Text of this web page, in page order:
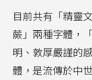
目前共有「精靈
蕨」兩種字體，
明、敦厚嚴謹的
體，是流傳於中